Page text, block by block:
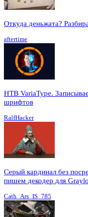
Откуда деньжата?
aftertime
HTB VariaType.
шрифтов
RalfHacker
Серый кардинал без
пишем декодер для
Cath_Ars_IS_785